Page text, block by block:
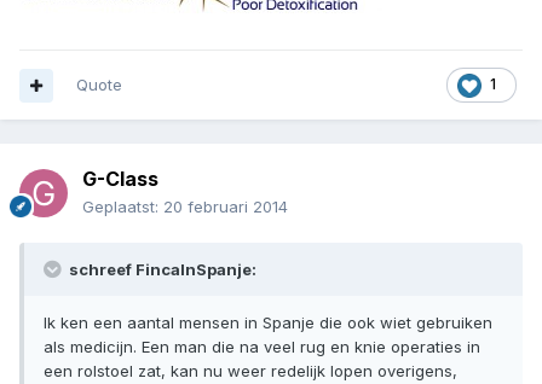
1
Quote
G-Class
Geplaatst: 20 februari 2014
schreef FincaInSpanje:
Ik ken een aantal mensen in Spanje die ook wiet gebruiken
als medicijn. Een man die na veel rug en knie operaties in
een rolstoel zat, kan nu weer redelijk lopen overigens,